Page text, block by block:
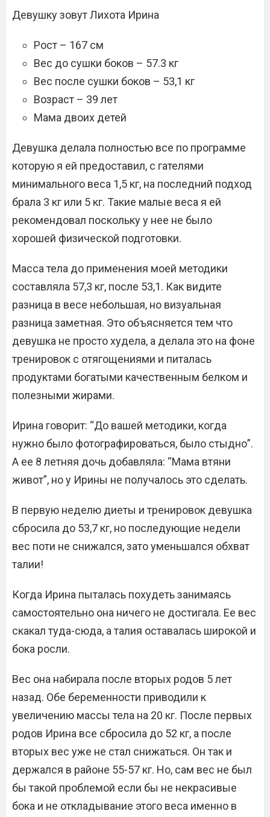
Девушку зовут Лихота Ирина
Рост – 167 см
Вес до сушки боков – 57.3 кг
Вес после сушки боков – 53,1 кг
Возраст – 39 лет
Мама двоих детей
Девушка делала полностью все по программе
которую я ей предоставил, с гателями
минимального веса 1,5 кг, на последний подход
брала 3 кг или 5 кг. Такие малые веса я ей
рекомендовал поскольку у нее не было
хорошей физической подготовки.
Масса тела до применения моей методики
составляла 57,3 кг, после 53,1. Как видите
разница в весе небольшая, но визуальная
разница заметная. Это объясняется тем что
девушка не просто худела, а делала это на фоне
тренировок с отягощениями и питалась
продуктами богатыми качественным белком и
полезными жирами.
Ирина говорит: “До вашей методики, когда
нужно было фотографироваться, было стыдно”.
А ее 8 летняя дочь добавляла: “Мама втяни
живот”, но у Ирины не получалось это сделать.
В первую неделю диеты и тренировок девушка
сбросила до 53,7 кг, но последующие недели
вес поти не снижался, зато уменьшался обхват
талии!
Когда Ирина пыталась похудеть занимаясь
самостоятельно она ничего не достигала. Ее вес
скакал туда-сюда, а талия оставалась широкой и
бока росли.
Вес она набирала после вторых родов 5 лет
назад. Обе беременности приводили к
увеличению массы тела на 20 кг. После первых
родов Ирина все сбросила до 52 кг, а после
вторых вес уже не стал снижаться. Он так и
держался в районе 55-57 кг. Но, сам вес не был
бы такой проблемой если бы не некрасивые
бока и не откладывание этого веса именно в